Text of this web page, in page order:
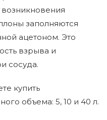
возникновения
заполняются
ацетоном. Это
взрыва и
сосуда.
купить
объема: 5, 10 и 40 л.